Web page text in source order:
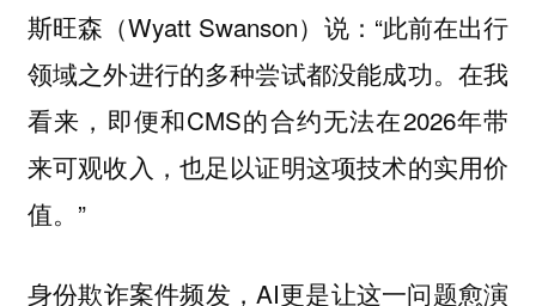
斯旺森（Wyatt Swanson）说：“此前在出行
领域之外进行的多种尝试都没能成功。在我
看来，即便和CMS的合约无法在2026年带
来可观收入，也足以证明这项技术的实用价
值。”
身份欺诈案件频发，AI更是让这一问题愈演